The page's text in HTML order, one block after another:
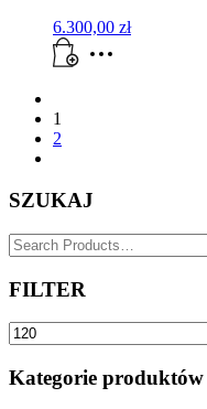
6.300,00 zł
1
2
SZUKAJ
SZUKAJ
for:
FILTER
Cena
min
Kategorie produktów